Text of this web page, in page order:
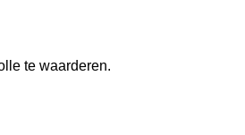
te waarderen.